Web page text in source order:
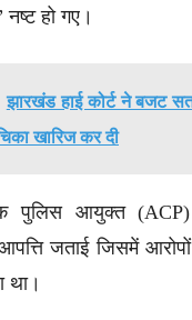
हो गए।
झारखंड हाई कोर्ट ने बजट
खारिज कर दी
पुलिस आयुक्त (ACP)
जताई जिसमें
था।